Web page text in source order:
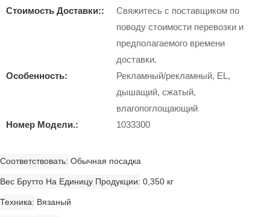
Стоимость Доставки::
Свяжитесь с поставщиком по
поводу стоимости перевозки и
предполагаемого времени
доставки.
Особенность:
Рекламный/рекламный, EL,
дышащий, сжатый,
влагопоглощающий
Номер Модели.:
1033300
Соответствовать Обычная посадка
Вес Брутто На Единицу Продукции 0,350 кг
Техника Вязаный